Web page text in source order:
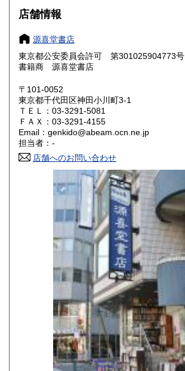
大阪府
奈良県
鳥取県 2,080円 島根県
岡山県
山口県 2,080円
香川県 愛媛県
高知県 2,080円
2,340円 長崎県
2,340円 大分県
2,340円 鹿児島県
2,490円
店舗情報
源喜堂書店
東京都公安委員会許可 第301025904773号
書籍商 源喜堂書店
〒101-0052
東京都千代田区神田小川町3-1
ＴＥＬ：03-3291-5081
ＦＡＸ：03-3291-4155
Email：genkido@abeam.ocn.ne.jp
担当者：-
店舗へのお問い合わせ